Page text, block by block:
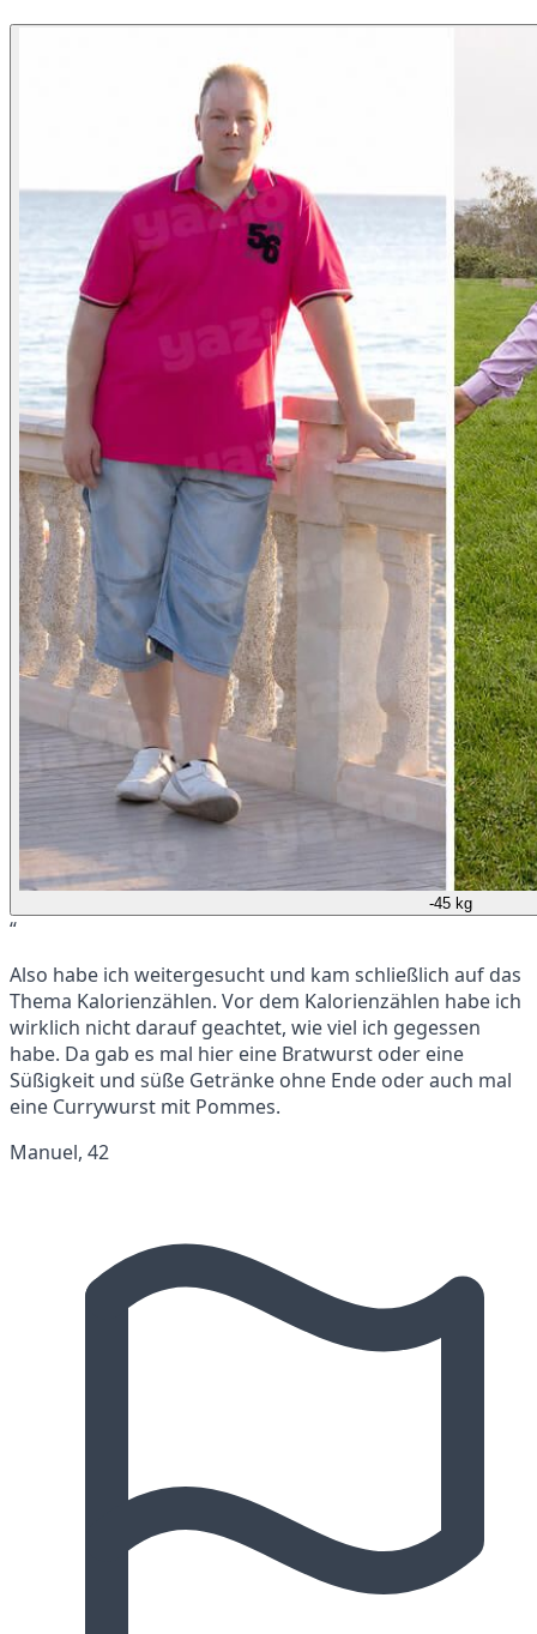
-45 kg
“
Also habe ich weitergesucht und kam schließlich auf das
Thema Kalorienzählen. Vor dem Kalorienzählen habe ich
wirklich nicht darauf geachtet, wie viel ich gegessen
habe. Da gab es mal hier eine Bratwurst oder eine
Süßigkeit und süße Getränke ohne Ende oder auch mal
eine Currywurst mit Pommes.
Manuel, 42